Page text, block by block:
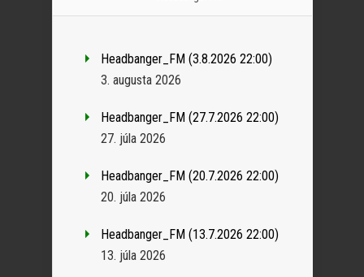
Headbanger_FM (3.8.2026 22:00)
3. augusta 2026
Headbanger_FM (27.7.2026 22:00)
27. júla 2026
Headbanger_FM (20.7.2026 22:00)
20. júla 2026
Headbanger_FM (13.7.2026 22:00)
13. júla 2026